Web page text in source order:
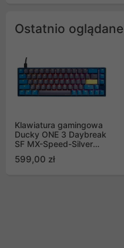
Ostatnio oglądane
Klawiatura gamingowa
Ducky ONE 3 Daybreak
SF MX-Speed-Silver
mechaniczna
599,00 zł